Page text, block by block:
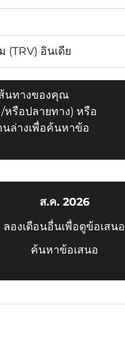
ส้นทางของคุณ
หรือปลายทาง) หรือ
นล่างเพื่อค้นหาข้อ
ส.ค. 2026
ลองเดือนอื่นเพื่อดูข้อเสนอ
ค้นหาข้อเสนอ